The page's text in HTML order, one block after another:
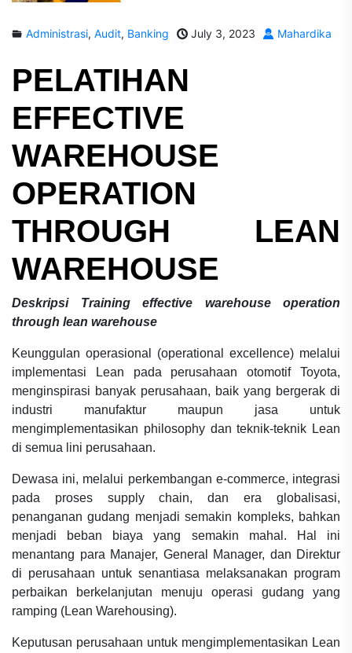
Administrasi, Audit, Banking July 3, 2023 Mahardika
PELATIHAN
EFFECTIVE
WAREHOUSE
OPERATION
THROUGH LEAN
WAREHOUSE
Deskripsi Training effective warehouse operation
through lean warehouse
Keunggulan operasional (operational excellence) melalui
implementasi Lean pada perusahaan otomotif Toyota,
menginspirasi banyak perusahaan, baik yang bergerak di
industri manufaktur maupun jasa untuk
mengimplementasikan philosophy dan teknik-teknik Lean
di semua lini perusahaan.
Dewasa ini, melalui perkembangan e-commerce, integrasi
pada proses supply chain, dan era globalisasi,
penanganan gudang menjadi semakin kompleks, bahkan
menjadi beban biaya yang semakin mahal. Hal ini
menantang para Manajer, General Manager, dan Direktur
di perusahaan untuk senantiasa melaksanakan program
perbaikan berkelanjutan menuju operasi gudang yang
ramping (Lean Warehousing).
Keputusan perusahaan untuk mengimplementasikan Lean